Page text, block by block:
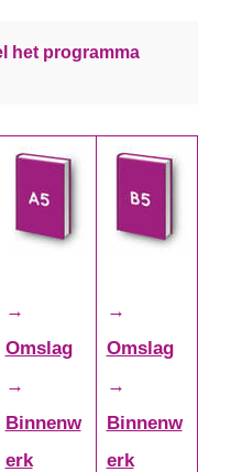
het programma
→
Omslag
→
Binnenw
erk
→
Omslag
→
Binnenw
erk